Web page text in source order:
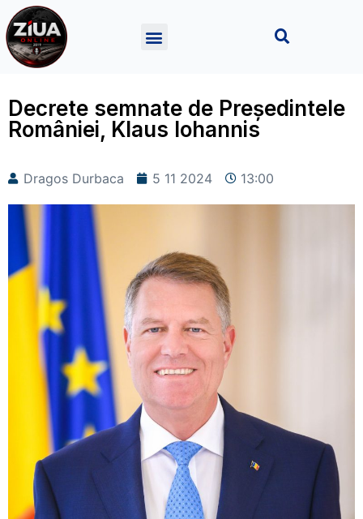
Decrete semnate de Președintele
României, Klaus Iohannis
Dragos Durbaca 5 11 2024 13:00